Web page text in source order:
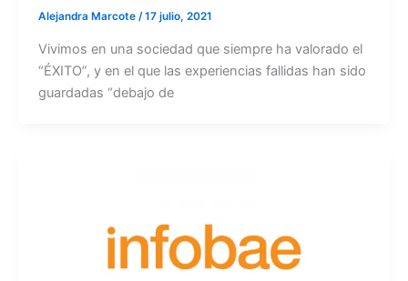
Alejandra Marcote /17 julio, 2021
Vivimos en una sociedad que siempre ha valorado el
“ÉXITO”, y en el que las experiencias fallidas han sido
guardadas “debajo de